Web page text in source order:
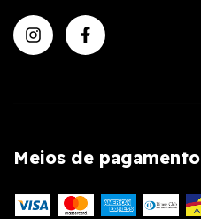
Meios de pagamento